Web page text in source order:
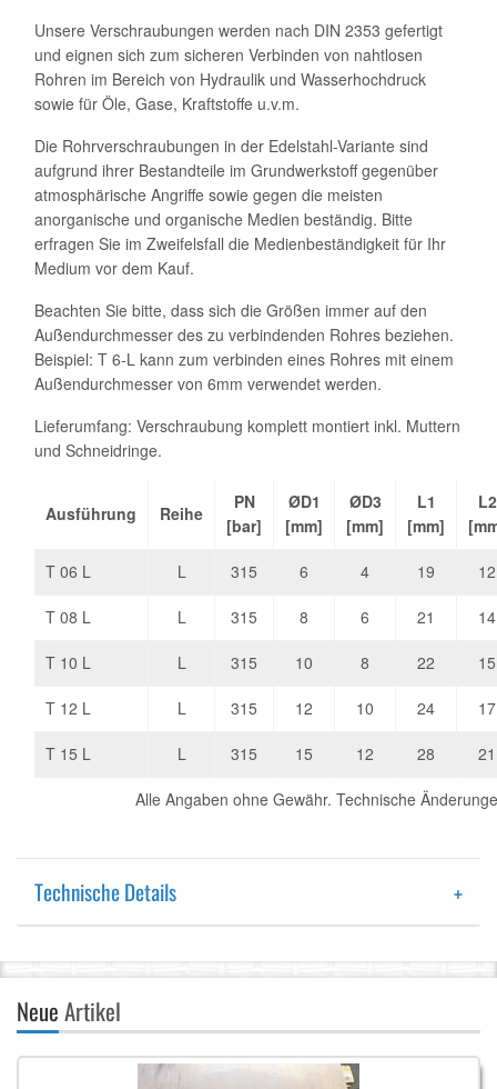
Unsere Verschraubungen werden nach DIN 2353 gefertigt
und eignen sich zum sicheren Verbinden von nahtlosen
Rohren im Bereich von Hydraulik und Wasserhochdruck
sowie für Öle, Gase, Kraftstoffe u.v.m.
Die Rohrverschraubungen in der Edelstahl-Variante sind
aufgrund ihrer Bestandteile im Grundwerkstoff gegenüber
atmosphärische Angriffe sowie gegen die meisten
anorganische und organische Medien beständig. Bitte
erfragen Sie im Zweifelsfall die Medienbeständigkeit für Ihr
Medium vor dem Kauf.
Beachten Sie bitte, dass sich die Größen immer auf den
Außendurchmesser des zu verbindenden Rohres beziehen.
Beispiel: T 6-L kann zum verbinden eines Rohres mit einem
Außendurchmesser von 6mm verwendet werden.
Lieferumfang: Verschraubung komplett montiert inkl. Muttern
und Schneidringe.
Ausführung Reihe
PN
[bar]
ØD1
[mm]
ØD3
[mm]
L1
[mm]
L2
T 06 L L 315 6 4 19 12
T 08 L L 315 8 6 21 14
T 10 L L 315 10 8 22 15
T 12 L L 315 12 10 24 17
T 15 L L 315 15 12 28 21
Alle Angaben ohne Gewähr. Technische
Technische Details
NeueArtikel